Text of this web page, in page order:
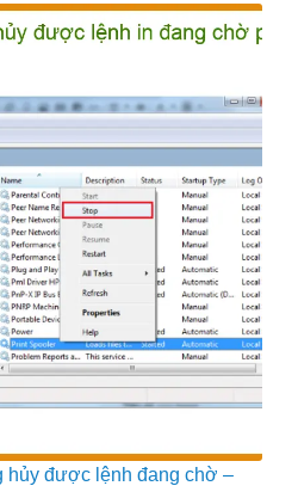
hủy được lệnh đang chờ –